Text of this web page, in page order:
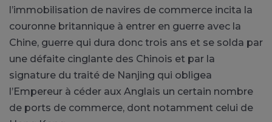
l’immobilisation de navires de commerce incita la
couronne britannique à entrer en guerre avec la
Chine, guerre qui dura donc trois ans et se solda par
une défaite cinglante des Chinois et par la
signature du traité de Nanjing qui obligea
l’Empereur à céder aux Anglais un certain nombre
de ports de commerce, dont notamment celui de